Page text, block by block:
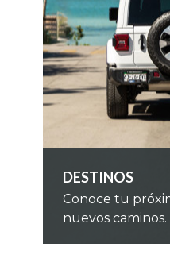
DESTINOS
Conoce tu
nuevos caminos.